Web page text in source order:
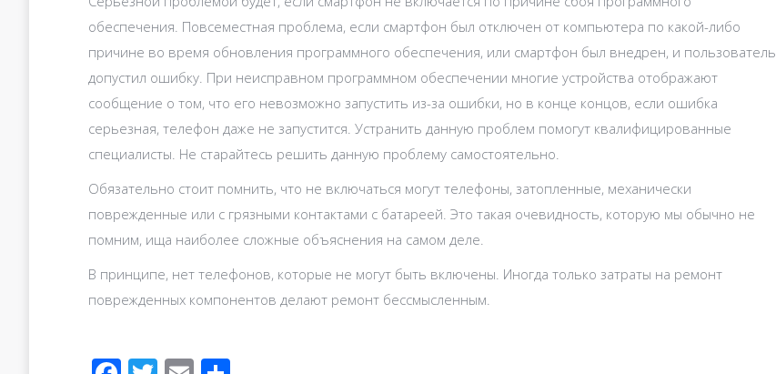
обеспечения. Повсеместная проблема, если смартфон был отключен от компьютера по какой-либо
причине во время обновления программного обеспечения, или смартфон был внедрен, и пользователь
допустил ошибку. При неисправном программном обеспечении многие устройства отображают
сообщение о том, что его невозможно запустить из-за ошибки, но в конце концов, если ошибка
серьезная, телефон даже не запустится. Устранить данную проблем помогут квалифицированные
специалисты. Не старайтесь решить данную проблему самостоятельно.
Обязательно стоит помнить, что не включаться могут телефоны, затопленные, механически
поврежденные или с грязными контактами с батареей. Это такая очевидность, которую мы обычно не
помним, ища наиболее сложные объяснения на самом деле.
В принципе, нет телефонов, которые не могут быть включены. Иногда только затраты на ремонт
поврежденных компонентов делают ремонт бессмысленным.